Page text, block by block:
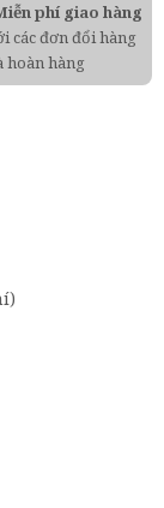
phí giao hàng
các đơn đổi hàng
hoàn hàng